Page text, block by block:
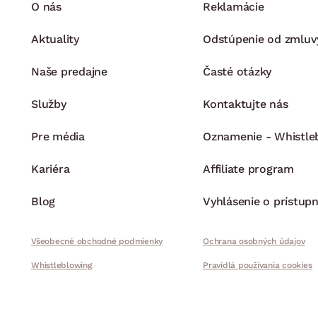
O nás
Aktuality
Naše predajne
Služby
Pre média
Kariéra
Blog
Reklamácie
Odstúpenie od
Časté otázky
Kontaktujte nás
Oznamenie -
Affiliate program
Vyhlásenie o
Všeobecné obchodné podmienky Ochrana osobných údajov
Whistleblowing Pravidlá používania cookies